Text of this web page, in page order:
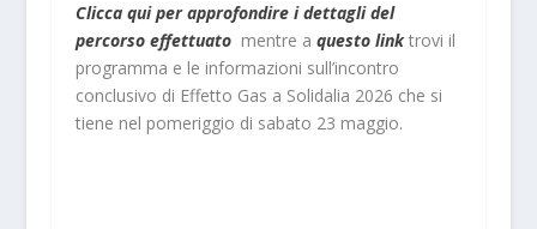
Clicca qui per approfondire i dettagli del
percorso effettuato mentre a questo linktrovi il
programma e le informazioni sull’incontro
conclusivo di Effetto Gas a Solidalia 2026 che si
tiene nel pomeriggio di sabato 23 maggio.